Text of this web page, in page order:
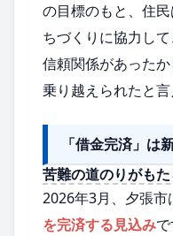
の目標のもと、住
ちづくりに協力し
信頼関係があった
乗り越えられたと言
「借金完済」は
苦難の道のりがも
2026年3月、夕張市
を完済する見込み